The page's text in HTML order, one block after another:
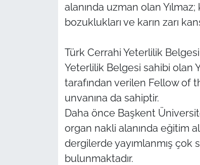
alanında uzman olan Yılmaz;
bozuklukları ve karın zarı
Türk Cerrahi Yeterlilik
Yeterlilik Belgesi sahibi olan
tarafından verilen Fellow of
unvanına da sahiptir.
Daha önce Başkent
organ nakli alanında eğitim
dergilerde yayımlanmış çok
bulunmaktadır.